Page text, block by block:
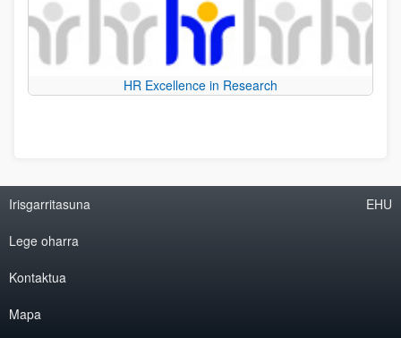
HR Excellence in Research
Irisgarritasuna
Lege oharra
Kontaktua
Mapa
EHU